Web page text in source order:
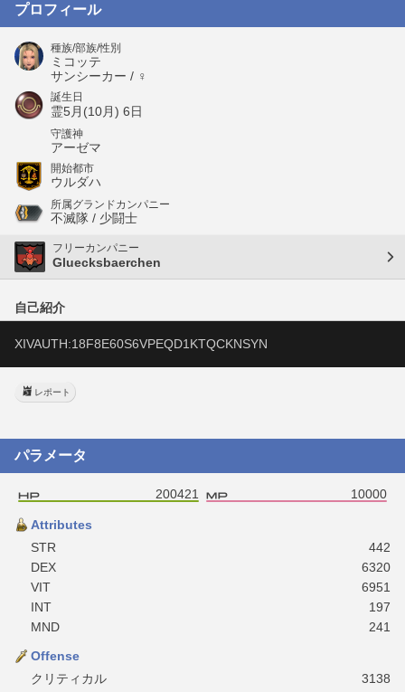
プロフィール
種族/部族/性別
ミコッテ
サンシーカー / ♀
誕生日
霊5月(10月) 6日
守護神
アーゼマ
開始都市
ウルダハ
所属グランドカンパニー
不滅隊 / 少闘士
フリーカンパニー
Gluecksbaerchen
自己紹介
XIVAUTH:18F8E60S6VPEQD1KTQCKNSYN
レポート
パラメータ
200421 10000
Attributes
STR
442
DEX
6320
VIT
6951
INT
197
MND
241
Offense
クリティカル
3138